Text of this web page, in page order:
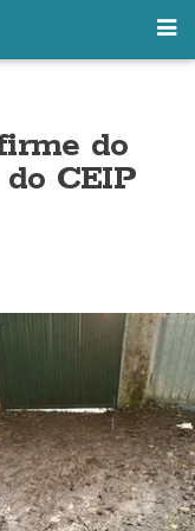
do
CEIP